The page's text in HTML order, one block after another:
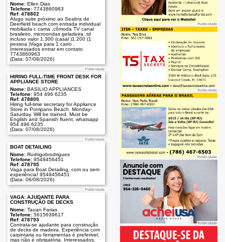
Nome: Ellen Dias
Telefone: 7743860963
Ref: 478802
Alugo suite próximo ao Seabra de
Deerfield beach com entrada individual
mobiliada c cama ,cômoda TV canal
brasileiro, microondas geladeira .td
incluso valor 1.300 (casal )1.200 (1
pessoa )Vaga para 1 carro .
Interessados entrar em contato
7743860963
(Data: 07/08/2026)
Publicidade
HIRING FULL-TIME FRONT DESK FOR
APPLIANCE STORE
Nome: BASILIO APPLIANCES
Telefone: 954 496 6235
Ref: 478800
Hiring full-time secretary for Appliance
Store in Pompano Beach. Monday-
Saturday. Will be trained. Must be
English and Spanish fluent, whatsapp
954 496 6235
(Data: 07/08/2026)
Publicidade
BOAT DETAILING
Nome: Rodrigobrodrigues
Telefone: 9549456451
Ref: 478795
Vaga para Boat Detailing, com ou sem
experiência! 9549456451
(Data: 06/08/2026)
Publicidade
VAGA: AJUDANTE PARA
CONSTRUÇÃO DE DECKS
Nome: Tauan Farias
Telefone: 5615639617
Ref: 478793
Contrata-se ajudante para construção
de decks de madeira. Experiência com
carpintaria ou ferramentas é preferivel,
mas não é obrigatória. Interessados,
Publicidade
Publicidade
Publicidade
Publicidade